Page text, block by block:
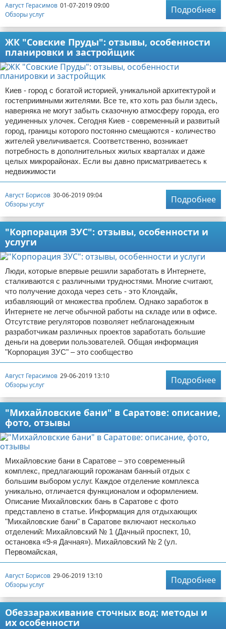
Август Герасимов 01-07-2019 09:00
Обзоры услуг
Подробнее
ЖК "Совские Пруды": отзывы, особенности
планировки и застройщик
Киев - город с богатой историей, уникальной архитектурой и
гостеприимными жителями. Все те, кто хоть раз были здесь,
наверняка не могут забыть сказочную атмосферу города, его
уединенных улочек. Сегодня Киев - современный и развитый
город, границы которого постоянно смещаются - количество
жителей увеличивается. Соответственно, возникает
потребность в дополнительных жилых кварталах и даже
целых микрорайонах. Если вы давно присматриваетесь к
недвижимости
Август Борисов 30-06-2019 09:04
Обзоры услуг
Подробнее
"Корпорация ЗУС": отзывы, особенности и
услуги
Люди, которые впервые решили заработать в Интернете,
сталкиваются с различными трудностями. Многие считают,
что получение дохода через сеть - это Клондайк,
избавляющий от множества проблем. Однако заработок в
Интернете не легче обычной работы на складе или в офисе.
Отсутствие регуляторов позволяет неблагонадежным
разработчикам различных проектов заработать большие
деньги на доверии пользователей. Общая информация
"Корпорация ЗУС" – это сообщество
Август Герасимов 29-06-2019 13:10
Обзоры услуг
Подробнее
"Михайловские бани" в Саратове: описание,
фото, отзывы
Михайловские бани в Саратове – это современный
комплекс, предлагающий горожанам банный отдых с
большим выбором услуг. Каждое отделение комплекса
уникально, отличается функционалом и оформлением.
Описание Михайловских бань в Саратове с фото
представлено в статье. Информация для отдыхающих
"Михайловские бани" в Саратове включают несколько
отделений: Михайловский № 1 (Дачный проспект, 10,
остановка «9-я Дачная»). Михайловский № 2 (ул.
Первомайская,
Август Борисов 29-06-2019 13:10
Обзоры услуг
Подробнее
Обеззараживание сточных вод: методы и
их особенности